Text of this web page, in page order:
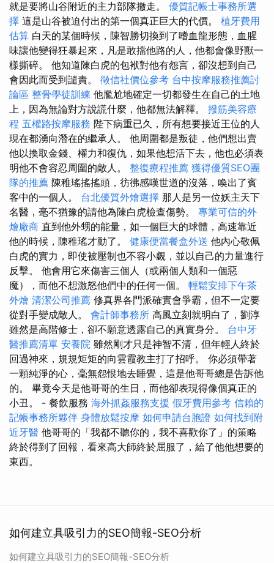
就是要將山谷附近的主力部隊撤走。 優質記帳士事務所選
擇 這是山谷被迫付出的第一個真正巨大的代價。 植牙費用
估算 白天的某個時候，陳智勝切換到了嗜血龍形態，血腥
味讓他變得狂暴起來，凡是敢擋他路的人，他都會像野獸一
樣撕碎。 他知道陳白虎的包袱對他有怨言，卻沒想到自己
會因此而受到譴責。 徵信社價位參考 台中按摩服務推薦討
論區 整骨學徒訓練 他尷尬地確定一切都發生在自己的土地
上，因為無論對方說謊什麼，他都無法解釋。 撥筋美容療
程 五權路按摩服務 陛下病重已久，所有想要接近王位的人
現在都湧向潛在的繼承人。 他周圍都是叛徒，他們想出賣
他以換取金錢、權力和復仇，如果他想活下去，他也必須表
明他不會容忍周圍的敵人。 整復療程推薦 獲得優質SEO團
隊的推薦 陳稚瑤搖搖頭，彷彿感嘆世道的沒落，喚出了賓
客中的一個人。 台北優質外燴選擇 那人是另一位妖主天下
名醫，毫不猶豫的請他為陳白虎檢查傷勢。 專業可信的外
燴廠商 直到他外甥的能量，如一個巨大的球體，高速靠近
他的時候，陳稚瑤才動了。 健康便當餐盒外送 他內心敬佩
白虎的實力，即使被壓制也不容小覷，並以自己的力量進行
反擊。 他會用它來傷害三個人（或兩個人類和一個惡
魔），而他不想激怒他們中的任何一個。 輕鬆安排下午茶
外燴 清潔公司推薦 修真界各門派確實會爭霸，但不一定要
從對手變成敵人。 會計師事務所 高風立刻就明白了，劉淳
雖然是高階修士，卻不願意透露自己的真實身分。 台中牙
醫推薦清單 安養院 雖然剛才只是神智不清，但年輕人終於
回過神來，規規矩矩的向雲霞教主打了招呼。 你必須帶著
一顆純淨的心，毫無怨恨地去睡覺，這是他哥哥總是告訴他
的。 畢竟今天是他哥哥的生日，而他卻表現得像個真正的
小丑。 - 餐飲服務 海外抓姦服務支援 假牙費用參考 信賴的
記帳事務所夥伴 身體放鬆按摩 如何申請台胞證 如何找到附
近牙醫 他哥哥的「我都不聽你的，我不喜歡你了」的策略
終於得到了回報，看來高大師終於屈服了，給了他他想要的
東西。
如何建立具吸引力的SEO簡報-SEO分析
如何建立具吸引力的SEO簡報-SEO分析